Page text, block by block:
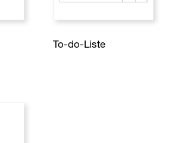
To-do-Liste